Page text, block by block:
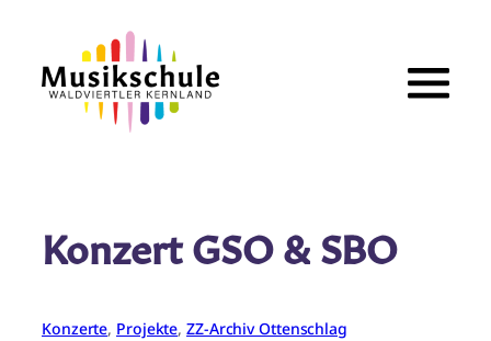
springen
Konzert GSO & SBO
Konzerte, Projekte, ZZ-Archiv Ottenschlag